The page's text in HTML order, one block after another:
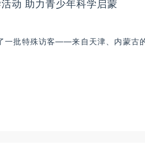
动 助力青少年科学启蒙
一批特殊访客——来自天津、内蒙古